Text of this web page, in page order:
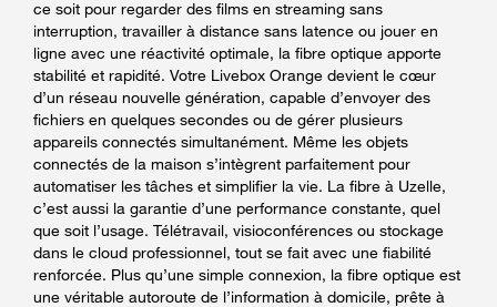
ce soit pour regarder des films en streaming sans
interruption, travailler à distance sans latence ou jouer en
ligne avec une réactivité optimale, la fibre optique apporte
stabilité et rapidité. Votre Livebox Orange devient le cœur
d’un réseau nouvelle génération, capable d’envoyer des
fichiers en quelques secondes ou de gérer plusieurs
appareils connectés simultanément. Même les objets
connectés de la maison s’intègrent parfaitement pour
automatiser les tâches et simplifier la vie. La fibre à Uzelle,
c’est aussi la garantie d’une performance constante, quel
que soit l’usage. Télétravail, visioconférences ou stockage
dans le cloud professionnel, tout se fait avec une fiabilité
renforcée. Plus qu’une simple connexion, la fibre optique est
une véritable autoroute de l’information à domicile, prête à